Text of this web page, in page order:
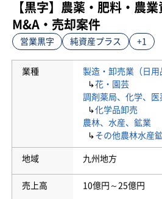
【黒字】農薬・肥料・農
M&A・売却案件
営業黒字 純資産プラス +1
業種
製造・卸売業（日用
↳花・園芸
調剤薬局、化学、医
↳化学品卸売
農林、水産、鉱業
↳ その他農林水産
地域 九州地方
売上高 10億円～25億円